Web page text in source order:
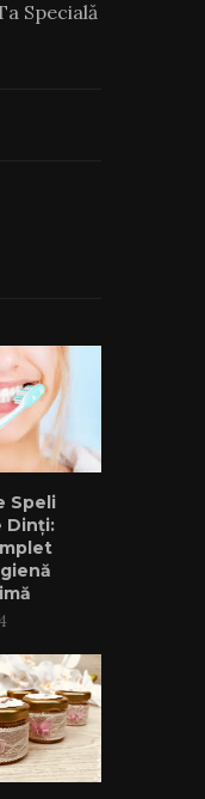
Specială
Speli
Dinți: